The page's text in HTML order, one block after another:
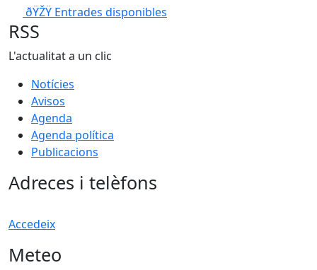
ðŸŽŸ️ Entrades disponibles
RSS
L'actualitat a un clic
Notícies
Avisos
Agenda
Agenda política
Publicacions
Adreces i telèfons
Accedeix
Meteo